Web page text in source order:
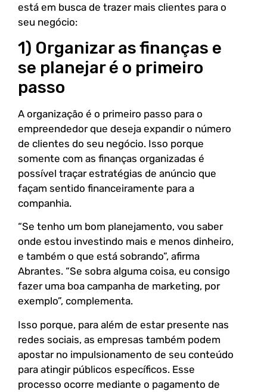
está em busca de trazer mais clientes para o
seu negócio:
1) Organizar as finanças e
se planejar é o primeiro
passo
A organização é o primeiro passo para o
empreendedor que deseja expandir o número
de clientes do seu negócio. Isso porque
somente com as finanças organizadas é
possível traçar estratégias de anúncio que
façam sentido financeiramente para a
companhia.
“Se tenho um bom planejamento, vou saber
onde estou investindo mais e menos dinheiro,
e também o que está sobrando”, afirma
Abrantes. “Se sobra alguma coisa, eu consigo
fazer uma boa campanha de marketing, por
exemplo”, complementa.
Isso porque, para além de estar presente nas
redes sociais, as empresas também podem
apostar no impulsionamento de seu conteúdo
para atingir públicos específicos. Esse
processo ocorre mediante o pagamento de